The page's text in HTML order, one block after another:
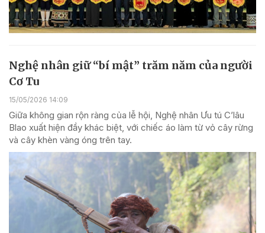
Nghệ nhân giữ “bí mật” trăm năm của người
Cơ Tu
15/05/2026 14:09
Giữa không gian rộn ràng của lễ hội, Nghệ nhân Ưu tú C’lâu
Blao xuất hiện đầy khác biệt, với chiếc áo làm từ vỏ cây rừng
và cây khèn vàng óng trên tay.